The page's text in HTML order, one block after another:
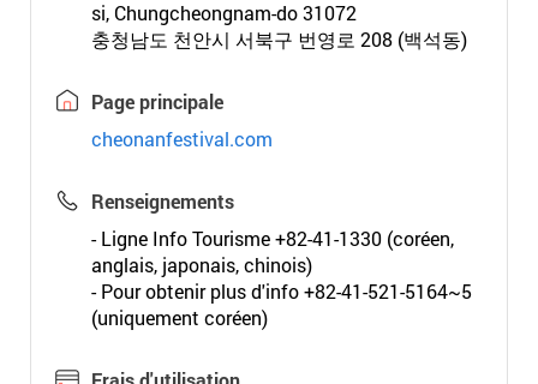
si, Chungcheongnam-do 31072
충청남도 천안시 서북구 번영로 208 (백석동)
Page principale
cheonanfestival.com
Renseignements
- Ligne Info Tourisme +82-41-1330 (coréen,
anglais, japonais, chinois)
- Pour obtenir plus d'info +82-41-521-5164~5
(uniquement coréen)